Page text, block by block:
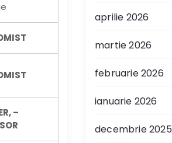
–
aprilie 2026
martie 2026
februarie 2026
ianuarie 2026
decembrie 2025